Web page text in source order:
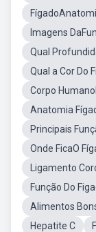
Imagens
Qual
Qual a Cor Do
Corpo
Anatomia
Principais
Onde FicaO
Ligamento
Função Do
Alimentos
Hepatite C